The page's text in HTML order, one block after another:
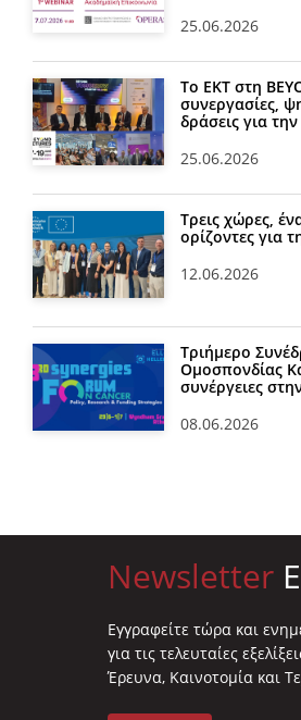
25.06.2026
Το ΕΚΤ στη
συνεργασίες,
δράσεις για
25.06.2026
Τρεις χώρες,
ορίζοντες για
12.06.2026
Τριήμερο
Ομοσπονδίας
συνέργειες
08.06.2026
Newsletter
Eγγραφείτε τώρα και
για τις τελευταίες
Έρευνα, Καινοτομία και